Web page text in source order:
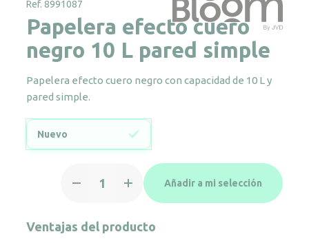
Ref. 8991087
Papelera efecto cuero
negro 10 L pared simple
Papelera efecto cuero negro con capacidad de 10 L y
pared simple.
Nuevo
efecto
negro
10
Añadir a mi selección
Ventajas del producto